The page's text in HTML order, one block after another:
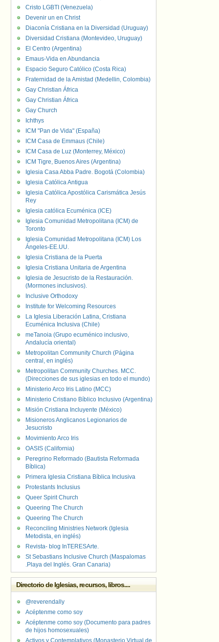
Cristo LGBTI (Venezuela)
Devenir un en Christ
Diaconía Cristiana en la Diversidad (Uruguay)
Diversidad Cristiana (Montevideo, Uruguay)
El Centro (Argentina)
Emaus-Vida en Abundancia
Espacio Seguro Católico (Costa Rica)
Fraternidad de la Amistad (Medellin, Colombia)
Gay Christian África
Gay Christian África
Gay Church
Ichthys
ICM "Pan de Vida" (España)
ICM Casa de Emmaus (Chile)
ICM Casa de Luz (Monterrey, México)
ICM Tigre, Buenos Aires (Argentina)
Iglesia Casa Abba Padre. Bogotá (Colombia)
Iglesia Católica Antigua
Iglesia Católica Apostólica Carismática Jesús
Rey
Iglesia católica Ecuménica (ICE)
Iglesia Comunidad Metropolitana (ICM) de
Toronto
Iglesia Comunidad Metropolitana (ICM) Los
Ángeles-EE.UU.
Iglesia Cristiana de la Puerta
Iglesia Cristiana Unitaria de Argentina
Iglesia de Jesucristo de la Restauración.
(Mormones inclusivos).
Inclusive Orthodoxy
Institute for Welcoming Resources
La Iglesia Liberación Latina, Cristiana
Ecuménica Inclusiva (Chile)
meTanoia (Grupo ecuménico inclusivo,
Andalucía oriental)
Metropolitan Community Church (Página
central, en inglés)
Metropolitan Community Churches. MCC.
(Direcciones de sus iglesias en todo el mundo)
Ministerio Arco Iris Latino (MCC)
Ministerio Cristiano Bíblico Inclusivo (Argentina)
Misión Cristiana Incluyente (México)
Misioneros Anglicanos Legionarios de
Jesucristo
Movimiento Arco Iris
OASIS (California)
Peregrino Reformado (Bautista Reformada
Bíblica)
Primera Iglesia Cristiana Bíblica Inclusiva
Protestants Inclusius
Queer Spirit Church
Queering The Church
Queering The Church
Reconciling Ministries Network (Iglesia
Metodista, en inglés)
Revista- blog InTERESArte.
St Sebastians Inclusive Church (Maspalomas
.Playa del Inglés. Gran Canaria)
Directorio de Iglesias, recursos, libros....
@reverendally
Acéptenme como soy
Acéptenme como soy (Documento para padres
de hijos homosexuales)
Activos y Contemplativos (Monasterio Virtual de